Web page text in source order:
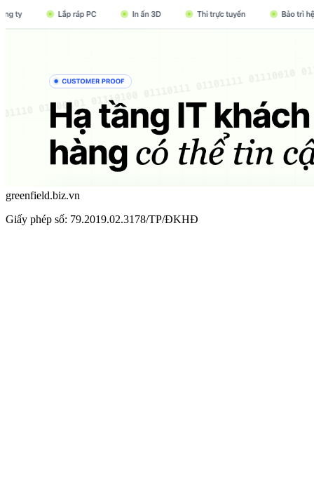
greenfield.biz.vn
Giấy phép số: 79.2019.02.3178/TP/ĐKHĐ